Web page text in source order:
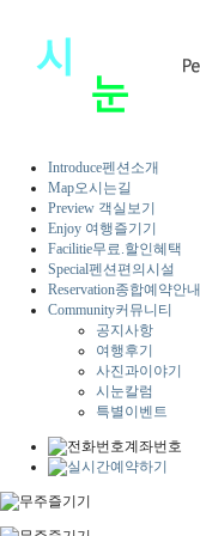
Introduce펜션소개
Map오시는길
Preview 객실보기
Enjoy 여행즐기기
Facilitie무료.할인혜택
Special펜션편의시설
Reservation종합예약안내
Community커뮤니티
공지사항
여행후기
사진과이야기
시눈칼럼
특별이벤트